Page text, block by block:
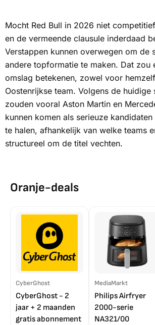
Mocht Red Bull in 2026 niet
en de vermeende clausule inderdaad
Verstappen kunnen overwegen om de
andere topformatie te maken. Dat zou
omslag betekenen, zowel voor
Oostenrijkse team. Volgens de huidige
zouden vooral Aston Martin en
kunnen komen als serieuze
te halen, afhankelijk van welke teams
structureel om de titel vechten.
Oranje-deals
CyberGhost
CyberGhost - 2
jaar + 2 maanden
gratis abonnement
MediaMarkt
Philips Airfryer
2000-serie
NA321/00